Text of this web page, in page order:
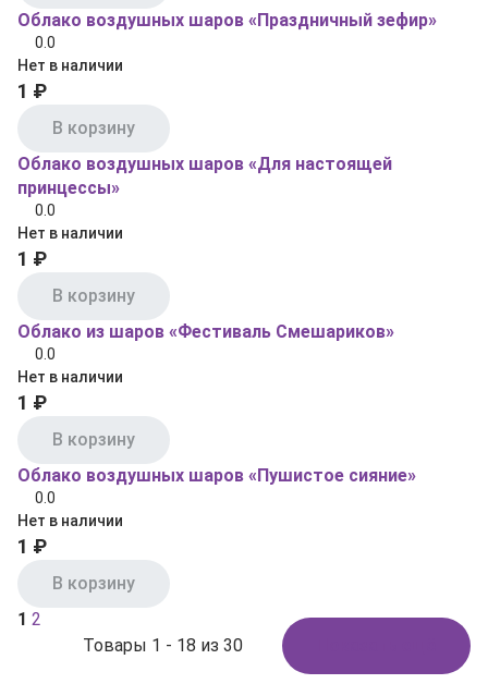
Облако воздушных шаров «Праздничный зефир»
0.0
Нет в наличии
1 ₽
В корзину
Облако воздушных шаров «Для настоящей
принцессы»
0.0
Нет в наличии
1 ₽
В корзину
Облако из шаров «Фестиваль Смешариков»
0.0
Нет в наличии
1 ₽
В корзину
Облако воздушных шаров «Пушистое сияние»
0.0
Нет в наличии
1 ₽
В корзину
Товары 1 - 18 из 30
1 2